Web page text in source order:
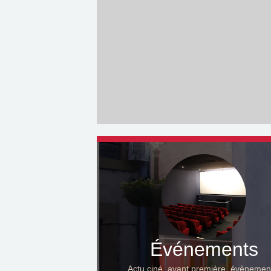
Événements
Actu ciné, avant première,